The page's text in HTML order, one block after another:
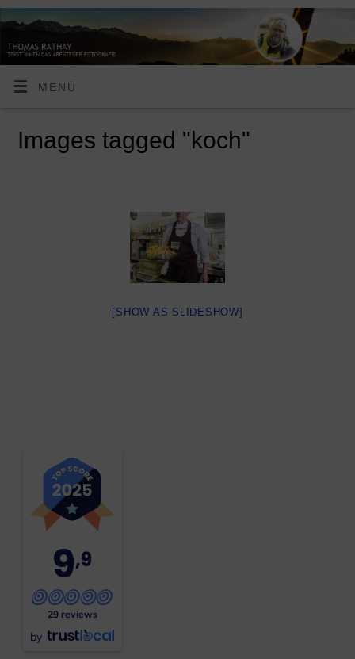
MENÜ
Images tagged "koch"
[SHOW AS SLIDESHOW]
9,9
29 reviews
by